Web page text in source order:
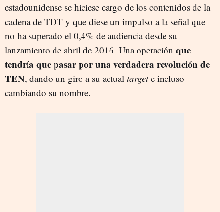
estadounidense se hiciese cargo de los contenidos de la
cadena de TDT y que diese un impulso a la señal que
no ha superado el 0,4% de audiencia desde su
lanzamiento de abril de 2016. Una operación que
tendría que pasar por una verdadera revolución de
TEN, dando un giro a su actual targete incluso
cambiando su nombre.